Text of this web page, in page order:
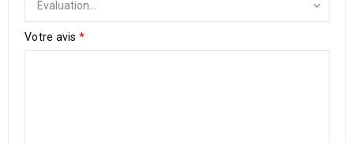
Votre avis *